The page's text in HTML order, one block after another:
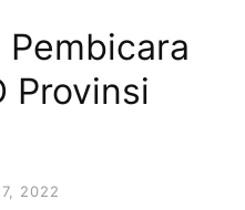
Provinsi
2022